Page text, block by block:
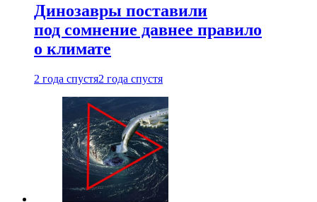
Динозавры поставили
под сомнение давнее правило
о климате
2 года спустя2 года спустя